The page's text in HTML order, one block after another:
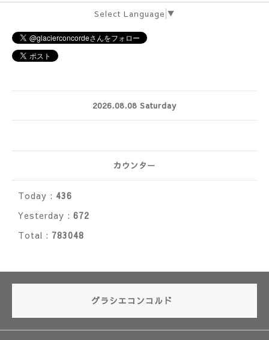
Select Language ▼
2026.08.08 Saturday
カウンター
Today : 436
Yesterday : 672
Total : 783048
グラシエコンコルド